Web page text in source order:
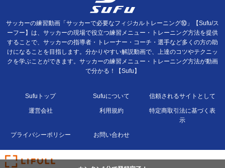
サッカーの練習動画「サッカーで必要なフィジカルトレーニング⑩」【Sufu/ス
ーフー】は、サッカーの現場で役立つ練習メニュー・トレーニング方法を提供
することで、サッカーの指導者・トレーナー・コーチ・選手など多くの方の助
けになることを目指します。分かりやすい解説動画で、上達のコツやテクニッ
クを学ぶことができます。サッカーの練習メニュー・トレーニング方法が動画
で分かる！【Sufu】
Sufuトップ Sufuについて 信頼されるサイトとして
運営会社 利用規約
特定商取引法に基づく表
示
プライバシーポリシー お問い合わせ